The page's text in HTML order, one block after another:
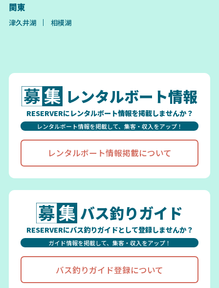
関東
津久井湖 相模湖
レンタルボート情報
RESERVERにレンタルボート情報を掲載しませんか？
レンタルボート情報を掲載して、集客・収入をアップ！
レンタルボート情報掲載について
バス釣りガイド
RESERVERにバス釣りガイドとして登録しませんか？
ガイド情報を掲載して、集客・収入をアップ！
バス釣りガイド登録について